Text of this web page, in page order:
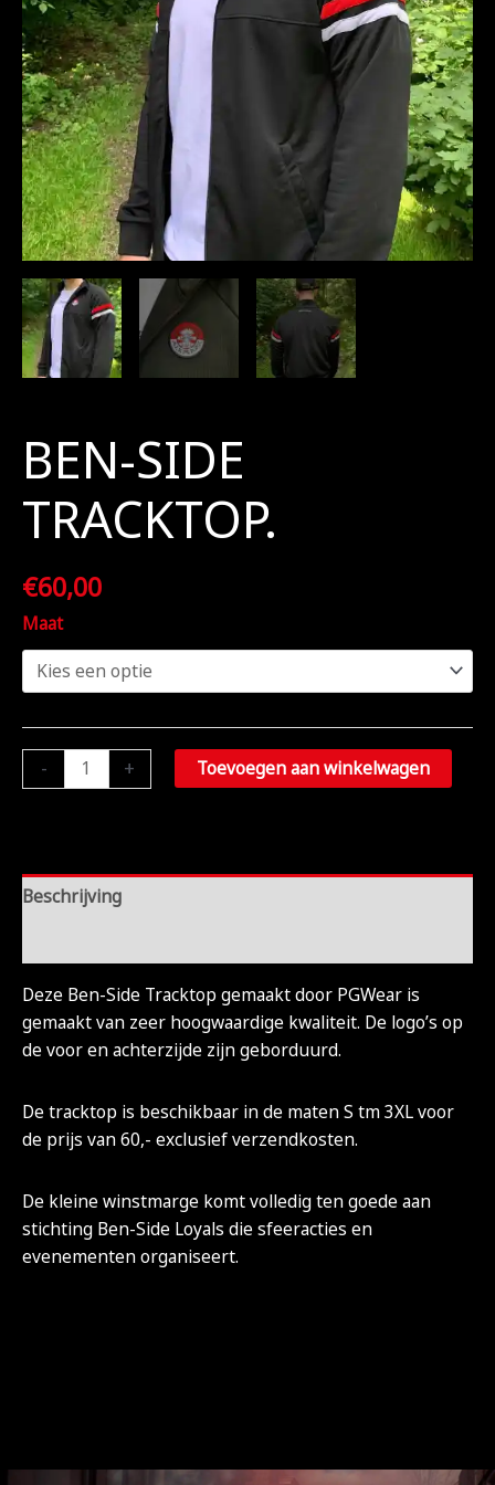
BEN-SIDE
TRACKTOP.
€60,00
Maat
- + Toevoegen aan winkelwagen
Beschrijving
Deze Ben-Side Tracktop gemaakt door PGWear is
gemaakt van zeer hoogwaardige kwaliteit. De logo’s op
de voor en achterzijde zijn geborduurd.
De tracktop is beschikbaar in de maten S tm 3XL voor
de prijs van 60,- exclusief verzendkosten.
De kleine winstmarge komt volledig ten goede aan
stichting Ben-Side Loyals die sfeeracties en
evenementen organiseert.